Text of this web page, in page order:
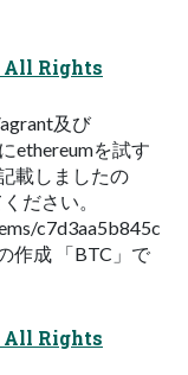
All Rights
及び
ethereumを試す
載しましたの
ださい。
c7d3aa5b845c
作成 「BTC」で
All Rights